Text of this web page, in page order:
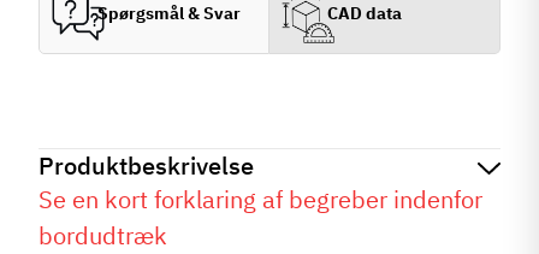
Produktbeskrivelse
Se en kort forklaring af begreber indenfor
bordudtræk
Spørgsmål & Svar CAD data